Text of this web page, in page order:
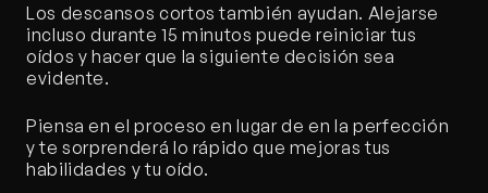
Los descansos cortos también ayudan. Alejarse
incluso durante 15 minutos puede reiniciar tus
oídos y hacer que la siguiente decisión sea
evidente.
Piensa en el proceso en lugar de en la perfección
y te sorprenderá lo rápido que mejoras tus
habilidades y tu oído.